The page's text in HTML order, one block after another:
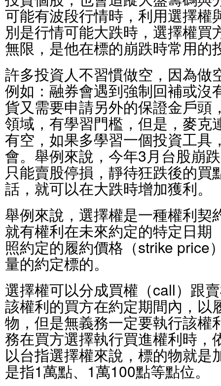
可能有波段行情時，利用選擇權
別是行情可能大跌時，選擇權買
無限，是他在標的崩跌時常用的
許多投資人不習慣做空，因為做
例如：融券會遇到強制回補或沒
貨又需要申請另外的保證金戶頭
領域，有學習門檻，但是，麥克
有空，如果多學習一個投資工具
會。舉例來說，今年3月台股崩
只能賣股停損，靜待狂跌後的買
話，就可以在大跌時增加獲利。
舉例來說，選擇權是一種權利契
就有權利在未來約定的特定日期
照約定的履約價格（strike price
量的約定標的。
選擇權可以分成買權（call）跟
該權利的買方在約定期間內，以
物，但是無義務一定要執行該權
務在買方選擇執行買進權利時，
以台指選擇權來說，標的物就是
是指1萬點、1萬100點等點位。